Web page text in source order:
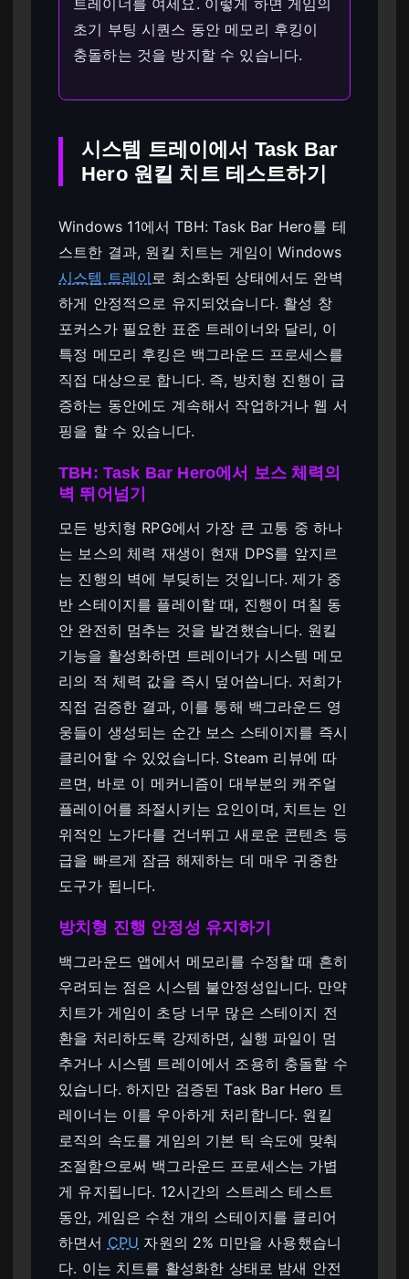
초기 부팅 시퀀스 동안 메모리 후킹이
충돌하는 것을 방지할 수 있습니다.
시스템 트레이에서 Task Bar
Hero 원킬 치트 테스트하기
Windows 11에서 TBH: Task Bar Hero를 테
스트한 결과, 원킬 치트는 게임이 Windows
시스템 트레이 로 최소화된 상태에서도 완벽
하게 안정적으로 유지되었습니다. 활성 창
포커스가 필요한 표준 트레이너와 달리, 이
특정 메모리 후킹은 백그라운드 프로세스를
직접 대상으로 합니다. 즉, 방치형 진행이 급
증하는 동안에도 계속해서 작업하거나 웹 서
핑을 할 수 있습니다.
TBH: Task Bar Hero에서 보스 체력의
벽 뛰어넘기
모든 방치형 RPG에서 가장 큰 고통 중 하나
는 보스의 체력 재생이 현재 DPS를 앞지르
는 진행의 벽에 부딪히는 것입니다. 제가 중
반 스테이지를 플레이할 때, 진행이 며칠 동
안 완전히 멈추는 것을 발견했습니다. 원킬
기능을 활성화하면 트레이너가 시스템 메모
리의 적 체력 값을 즉시 덮어씁니다. 저희가
직접 검증한 결과, 이를 통해 백그라운드 영
웅들이 생성되는 순간 보스 스테이지를 즉시
클리어할 수 있었습니다. Steam 리뷰에 따
르면, 바로 이 메커니즘이 대부분의 캐주얼
플레이어를 좌절시키는 요인이며, 치트는 인
위적인 노가다를 건너뛰고 새로운 콘텐츠 등
급을 빠르게 잠금 해제하는 데 매우 귀중한
도구가 됩니다.
방치형 진행 안정성 유지하기
백그라운드 앱에서 메모리를 수정할 때 흔히
우려되는 점은 시스템 불안정성입니다. 만약
치트가 게임이 초당 너무 많은 스테이지 전
환을 처리하도록 강제하면, 실행 파일이 멈
추거나 시스템 트레이에서 조용히 충돌할 수
있습니다. 하지만 검증된 Task Bar Hero 트
레이너는 이를 우아하게 처리합니다. 원킬
로직의 속도를 게임의 기본 틱 속도에 맞춰
조절함으로써 백그라운드 프로세스는 가볍
게 유지됩니다. 12시간의 스트레스 테스트
동안, 게임은 수천 개의 스테이지를 클리어
하면서 CPU 자원의 2% 미만을 사용했습니
다. 이는 치트를 활성화한 상태로 밤새 안전